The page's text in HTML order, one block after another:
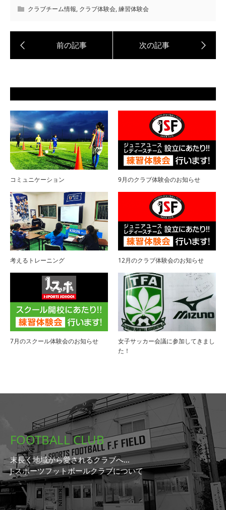
クラブチーム情報, クラブ体験会,練習体験会
コミュニケーション 9月のクラブ体験会のお知らせ
考えるトレーニング 12月のクラブ体験会のお知らせ
7月のスクール体験会のお知らせ
女子サッカー会議に参加してきまし
た！
FOOTBALL CLUB
末長く地域から愛されるクラブへ…
J-スポーツフットボールクラブについて